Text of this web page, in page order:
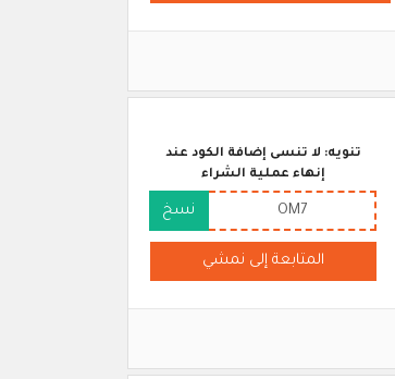
تنويه: لا تنسى إضافة الكود عند
إنهاء عملية الشراء
OM7 نسخ
المتابعة إلى نمشي